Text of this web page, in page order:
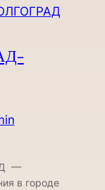
—
в городе